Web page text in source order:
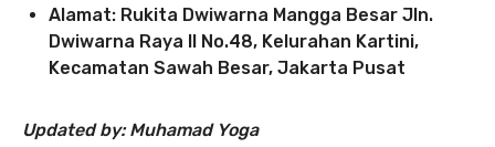
Alamat: Rukita Dwiwarna Mangga Besar Jln.
Dwiwarna Raya II No.48, Kelurahan Kartini,
Kecamatan Sawah Besar, Jakarta Pusat
Updated by: Muhamad Yoga